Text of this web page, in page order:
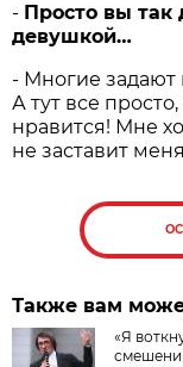
- Просто вы так
девушкой…
- Многие задают
А тут все
нравится! Мне
не заставит
Также вам
«Я